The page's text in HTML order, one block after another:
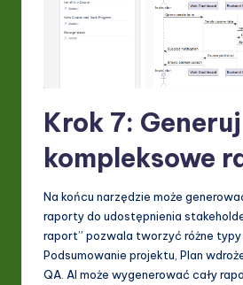
Krok 7: Generuj
kompleksowe
Na końcu narzędzie może
raporty do udostępnienia
raport” pozwala tworzyć różne
Podsumowanie projektu, Plan
QA. AI może wygenerować cały